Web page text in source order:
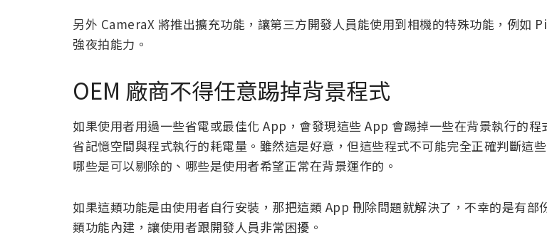
另外 CameraX 將推出擴充功能，讓第三方開發人員能使用到相機的特殊功能，例如
強夜拍能力。
OEM 廠商不得任意踢掉背景程式
如果使用者用過一些省電或最佳化 App，會發現這些 App 會踢掉一些在背景執行的程
省記憶空間與程式執行的耗電量。雖然這是好意，但這些程式不可能完全正確判斷這
哪些是可以剔除的、哪些是使用者希望正常在背景運作的。
如果這類功能是由使用者自行安裝，那把這類 App 刪除問題就解決了，不幸的是有部
類功能內建，讓使用者跟開發人員非常困擾。